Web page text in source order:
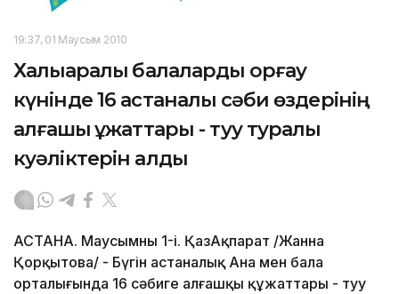
19:37, 01 Маусым 2010
Халықаралық балаларды қорғау
күнінде 16 астаналық сәби өздерінің
алғашқы құжаттары - туу туралы
куәліктерін алды
АСТАНА. Маусымның 1-і. ҚазАқпарат /Жанна
Қорқытова/ - Бүгін астаналық Ана мен бала
орталығында 16 сәбиге алғашқы құжаттары - туу